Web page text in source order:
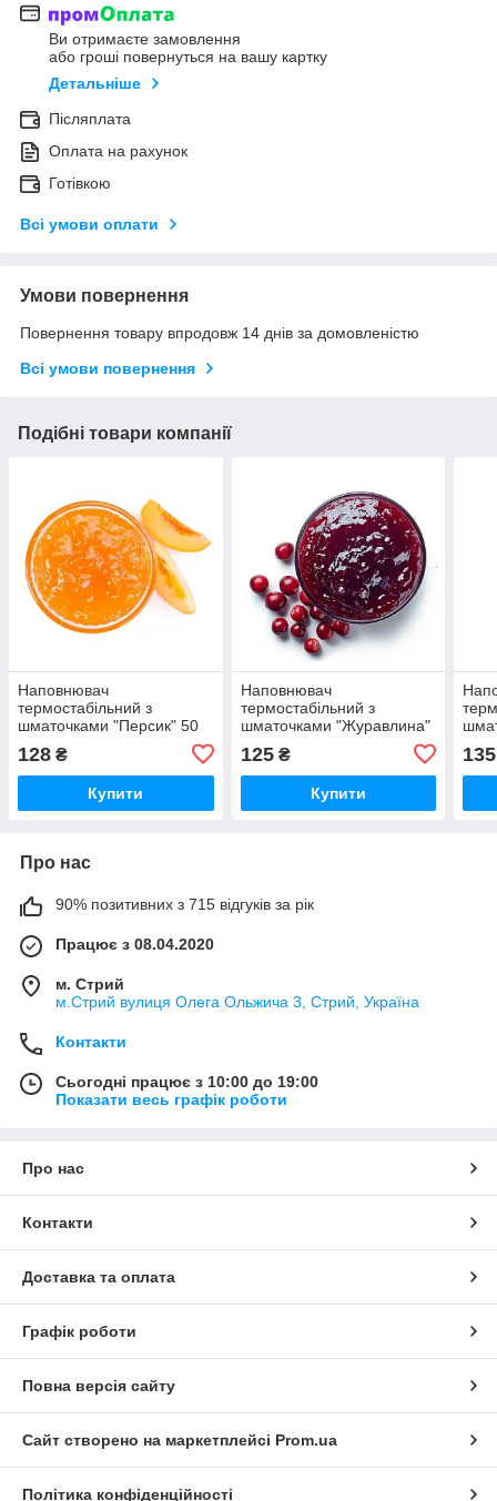
Ви отримаєте замовлення
або гроші повернуться на вашу картку
Детальніше
Післяплата
Оплата на рахунок
Готівкою
Всі умови оплати
Умови повернення
Повернення товару впродовж 14 днів за домовленістю
Всі умови повернення
Подібні товари компанії
Наповнювач
термостабільний з
шматочками "Персик" 50
128 ₴
Купити
Наповнювач
термостабільний з
шматочками "Журавлина"
125₴
Купити
135
Про нас
90% позитивних з 715 відгуків за рік
Працює з 08.04.2020
м. Стрий
м.Стрий вулиця Олега Ольжича 3, Стрий, Україна
Контакти
Сьогодні працює з 10:00 до 19:00
Показати весь графік роботи
Про нас
Контакти
Доставка та оплата
Графік роботи
Повна версія сайту
Сайт створено на маркетплейсі Prom.ua
Політика конфіденційності